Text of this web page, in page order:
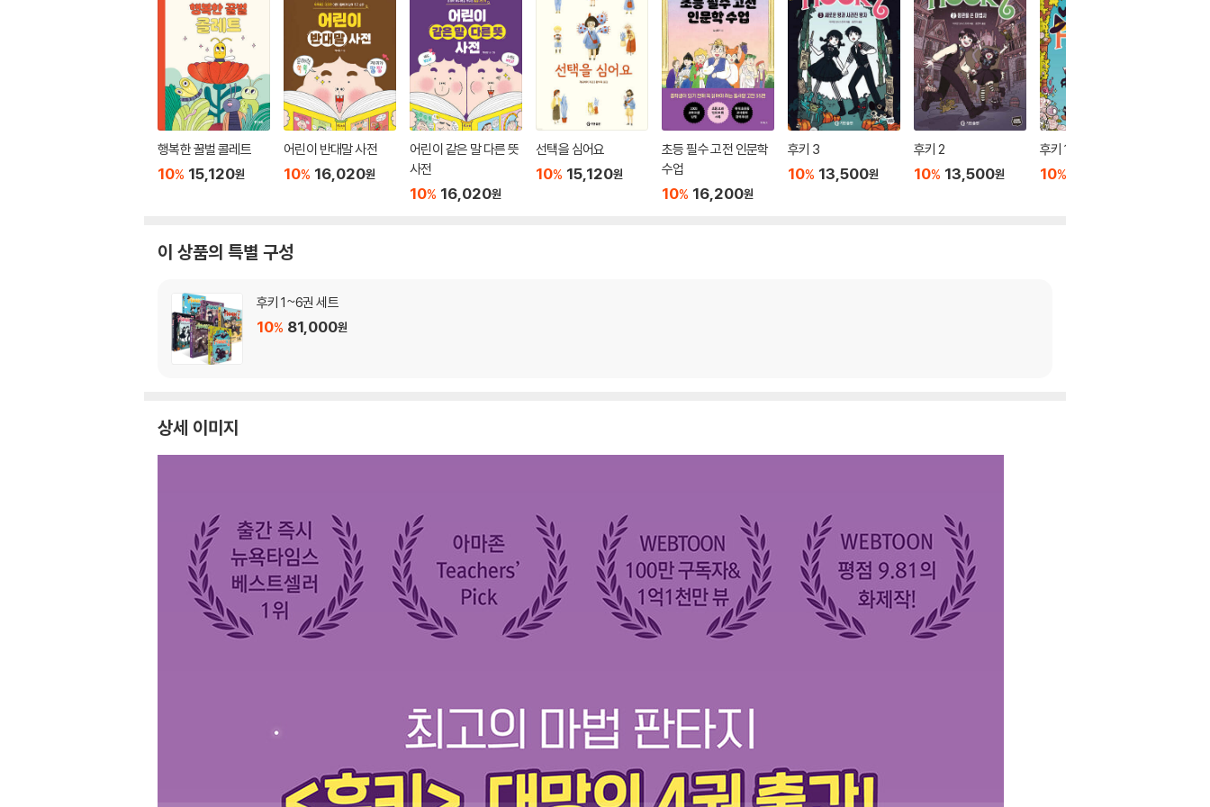
행복한 꿀벌 콜레트
10% 15,120원
어린이 반대말 사전
10% 16,020원
어린이 같은 말 다른 뜻
사전
10% 16,020원
선택을 심어요
10% 15,120원
초등 필수 고전 인문학
수업
10% 16,200원
후키 3
10% 13,500원
후키 2
10% 13,500원
후키 1
10%
이 상품의 특별 구성
후키 1~6권 세트
10% 81,000원
상세 이미지